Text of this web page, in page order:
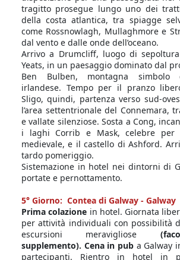
tragitto prosegue lungo uno dei
della costa atlantica, tra spiagge
come Rossnowlagh, Mullaghmore e
dal vento e dalle onde dell’oceano.
Arrivo a Drumcliff, luogo di
Yeats, in un paesaggio dominato dal
Ben Bulben, montagna simbolo
irlandese. Tempo per il pranzo
Sligo, quindi, partenza verso sud-
l’area settentrionale del Connemara,
e vallate silenziose. Sosta a Cong,
i laghi Corrib e Mask, celebre per
medievale, e il castello di Ashford.
tardo pomeriggio.
Sistemazione in hotel nei dintorni di
portate e pernottamento.
5° Giorno: Contea di Galway - Galway
Prima colazione in hotel. Giornata
per attività individuali con possibilità
escursioni meravigliose
supplemento). Cena in pub a Galway
partecipanti. Rientro in hotel in